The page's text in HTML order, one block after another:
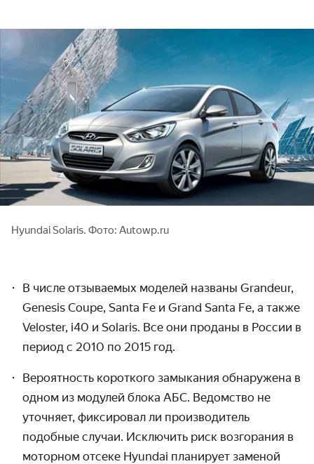
Hyundai Solaris. Фото: Autowp.ru
В числе отзываемых моделей названы Grandeur,
Genesis Coupe, Santa Fe и Grand Santa Fe, а также
Veloster, i40 и Solaris. Все они проданы в России в
период с 2010 по 2015 год.
Вероятность короткого замыкания обнаружена в
одном из модулей блока АБС. Ведомство не
уточняет, фиксировал ли производитель
подобные случаи. Исключить риск возгорания в
моторном отсеке Hyundai планирует заменой